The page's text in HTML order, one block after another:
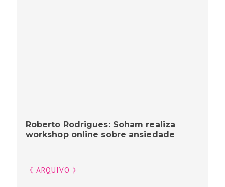
Roberto Rodrigues: Soham realiza
workshop online sobre ansiedade
《 ARQUIVO 》